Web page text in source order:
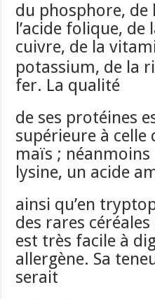
du phosphore, de
l’acide folique,
cuivre, de la
potassium, de la
fer. La qualité
de ses protéines
supérieure à celle
maïs ;
lysine, un acide
ainsi qu’en
des rares
est très facile à
allergène. Sa
serait